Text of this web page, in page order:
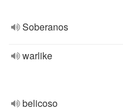
Soberanos
warlike
belicoso